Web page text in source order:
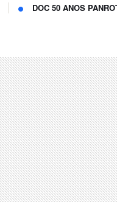
DOC 50 ANOS